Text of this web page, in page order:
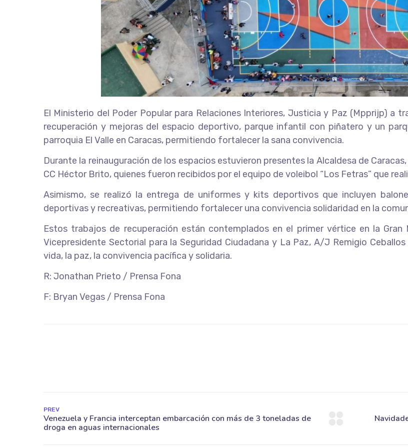
El Ministerio del Poder Popular para Relaciones Interiores, Justicia y Paz (Mpprijp) a
recuperación y mejoras del espacio deportivo, parque infantil con piñatero y un
parroquia El Valle en Caracas, permitiendo fortalecer la sana convivencia.
Durante la reinauguración de los espacios estuvieron presentes la Alcaldesa de
CC Héctor Brito, quienes fueron recibidos por el equipo de voleibol “Los Fetras” que
Asimismo, se realizó la entrega de uniformes y kits deportivos que incluyen
deportivas y recreativas, permitiendo fortalecer una convivencia solidaridad en la
Estos trabajos de recuperación están contemplados en el primer vértice en la
Vicepresidente Sectorial para la Seguridad Ciudadana y La Paz, A/J Remigio
vida, la paz, la convivencia pacífica y solidaria.
R: Jonathan Prieto / Prensa Fona
F: Bryan Vegas / Prensa Fona
PREV